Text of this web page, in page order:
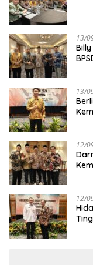
13/
13/
12/
12/